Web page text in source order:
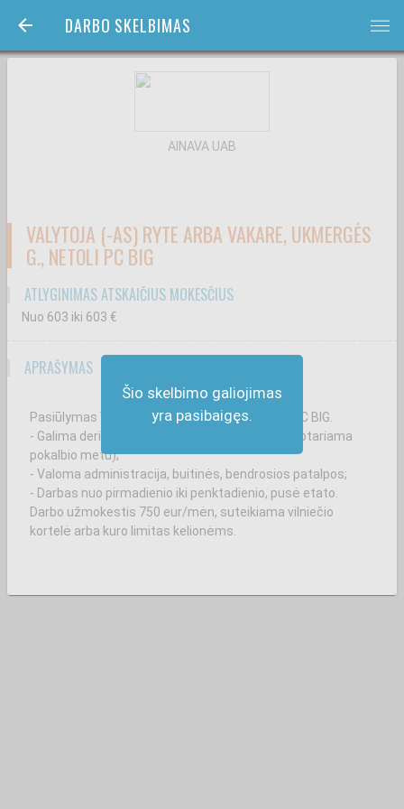
DARBO SKELBIMAS bars
Šio skelbimo galiojimas
yra pasibaigęs.
AINAVA UAB
VALYTOJA (-AS) RYTE ARBA VAKARE, UKMERGĖS
G., NETOLI PC BIG
ATLYGINIMAS ATSKAIČIUS MOKESČIUS
Nuo 603 iki 603 €
APRAŠYMAS
Pasiūlymas Valytojai (-ui) Ukmergės g., netoli PC BIG.
- Galima derinti darbus arba ryte arba vakare (aptariama
pokalbio metu);
- Valoma administracija, buitinės, bendrosios patalpos;
- Darbas nuo pirmadienio iki penktadienio, pusė etato.
Darbo užmokestis 750 eur/mėn, suteikiama vilniečio
kortelė arba kuro limitas kelionėms.